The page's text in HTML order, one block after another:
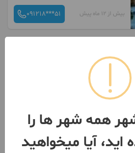
بیش از 12 ماه پیش 091218***51
خرید کلنگی 560 متر در فرمانیه
تهران- فرمانیه
بیش از 12 ماه پیش 091218***51
همه شهر ها را
اید، آیا میخواهید